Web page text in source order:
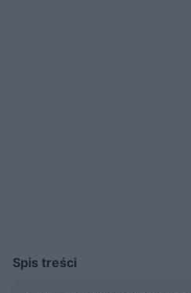
Spis treści